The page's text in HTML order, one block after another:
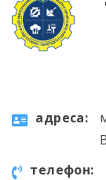
aдресa:
телефон: